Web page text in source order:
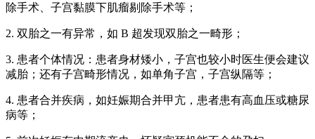
除手术、子宫黏膜下肌瘤剔除手术等；
2. 双胎之一有异常，如 B 超发现双胎之一畸形；
3. 患者个体情况：患者身材矮小，子宫也较小时医生便会建议
减胎；还有子宫畸形情况，如单角子宫，子宫纵隔等；
4. 患者合并疾病，如妊娠期合并甲亢，患者患有高血压或糖尿
病等；